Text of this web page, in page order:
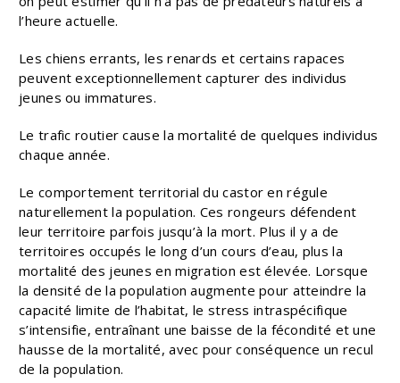
l’heure actuelle.
Les chiens errants, les renards et certains rapaces
peuvent exceptionnellement capturer des individus
jeunes ou immatures.
Le trafic routier cause la mortalité de quelques individus
chaque année.
Le comportement territorial du castor en régule
naturellement la population. Ces rongeurs défendent
leur territoire parfois jusqu’à la mort. Plus il y a de
territoires occupés le long d’un cours d’eau, plus la
mortalité des jeunes en migration est élevée. Lorsque
la densité de la population augmente pour atteindre la
capacité limite de l’habitat, le stress intraspécifique
s’intensifie, entraînant une baisse de la fécondité et une
hausse de la mortalité, avec pour conséquence un recul
de la population.